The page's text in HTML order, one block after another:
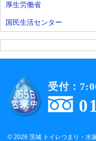
厚生労働省
国民生活センター
受付：
© 2026 茨城 トイレつまり・水